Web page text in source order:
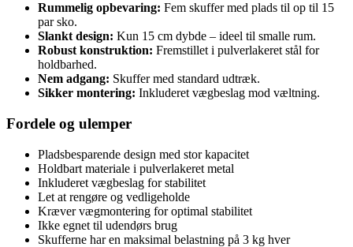
Rummelig opbevaring: Fem skuffer med plads til op til 15
par sko.
Slankt design: Kun 15 cm dybde – ideel til smalle rum.
Robust konstruktion: Fremstillet i pulverlakeret stål for
holdbarhed.
Nem adgang: Skuffer med standard udtræk.
Sikker montering: Inkluderet vægbeslag mod væltning.
Fordele og ulemper
Pladsbesparende design med stor kapacitet
Holdbart materiale i pulverlakeret metal
Inkluderet vægbeslag for stabilitet
Let at rengøre og vedligeholde
Kræver vægmontering for optimal stabilitet
Ikke egnet til udendørs brug
Skufferne har en maksimal belastning på 3 kg hver